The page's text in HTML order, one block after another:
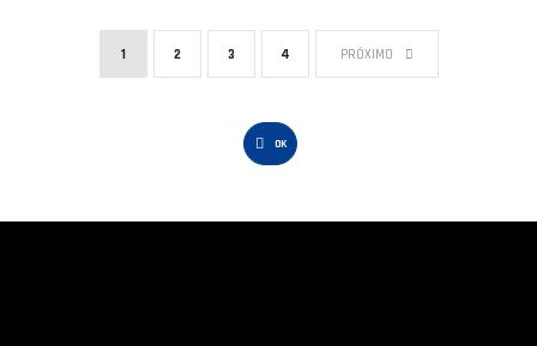
 OK
1 2 3 4 PRÓXIMO